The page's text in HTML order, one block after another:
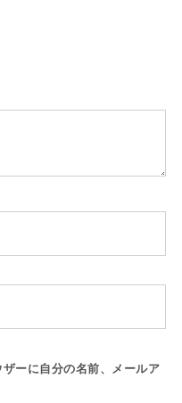
ーに自分の名前、メールア